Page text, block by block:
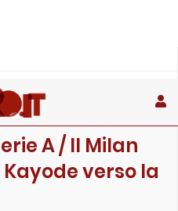
A / Il Milan
verso la